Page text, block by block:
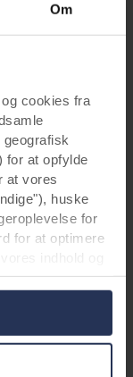
Om
cookies fra
for at opfylde
at vores
huske
for
for at optimere
websteder
af vores
partnere inden
Bæredygtighedsterminologi: Forklaring af hyppigt anvendte begreber
til